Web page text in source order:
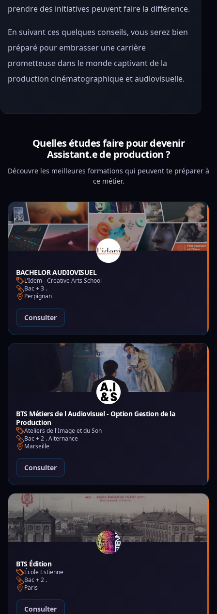
prendre des initiatives peuvent faire la différence.
En suivant ces quelques conseils, vous serez bien
préparé pour embrasser une carrière
prometteuse dans le monde captivant de la
production cinématographique et audiovisuelle.
Quelles études faire pour devenir
Assistant.e de production ?
Découvre les meilleures formations qui peuvent te préparer à
ce métier.
BACHELOR AUDIOVISUEL
L'Idem - Creative Arts School
Bac + 3 .
Perpignan
Consulter
BTS Métiers de l Audiovisuel - Option Gestion de la
Production
Ateliers de l'Image et du Son
Bac + 2 . Alternance
Marseille
Consulter
BTS Édition
École Estienne
Bac + 2 .
Paris
Consulter